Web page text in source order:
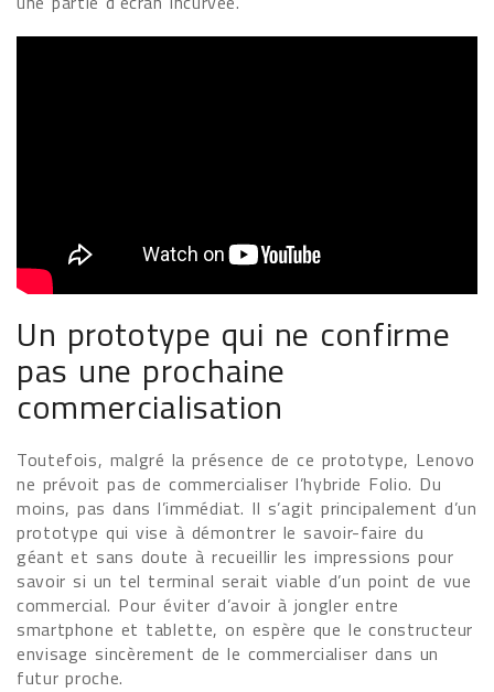
Un prototype qui ne confirme
pas une prochaine
commercialisation
Toutefois, malgré la présence de ce prototype, Lenovo
ne prévoit pas de commercialiser l’hybride Folio. Du
moins, pas dans l’immédiat. Il s’agit principalement d’un
prototype qui vise à démontrer le savoir-faire du
géant et sans doute à recueillir les impressions pour
savoir si un tel terminal serait viable d’un point de vue
commercial. Pour éviter d’avoir à jongler entre
smartphone et tablette, on espère que le constructeur
envisage sincèrement de le commercialiser dans un
futur proche.